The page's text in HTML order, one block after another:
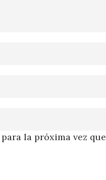
la próxima vez que